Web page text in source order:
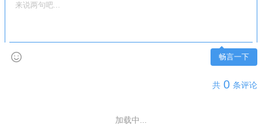
畅言一下
共 0 条评论
还没有评论，快来抢沙发吧~